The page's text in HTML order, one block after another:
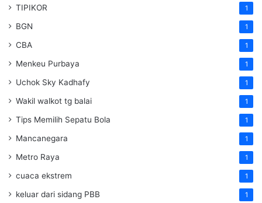
TIPIKOR 1
BGN 1
CBA 1
Menkeu Purbaya 1
Uchok Sky Kadhafy 1
Wakil walkot tg balai 1
Tips Memilih Sepatu Bola 1
Mancanegara 1
Metro Raya 1
cuaca ekstrem 1
keluar dari sidang PBB 1